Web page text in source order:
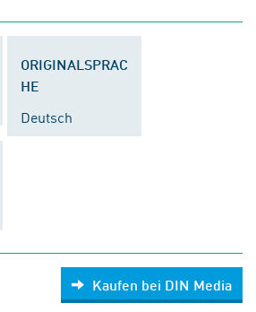
ORIGINALSPRAC
HE
Deutsch
Kaufen bei DIN Media